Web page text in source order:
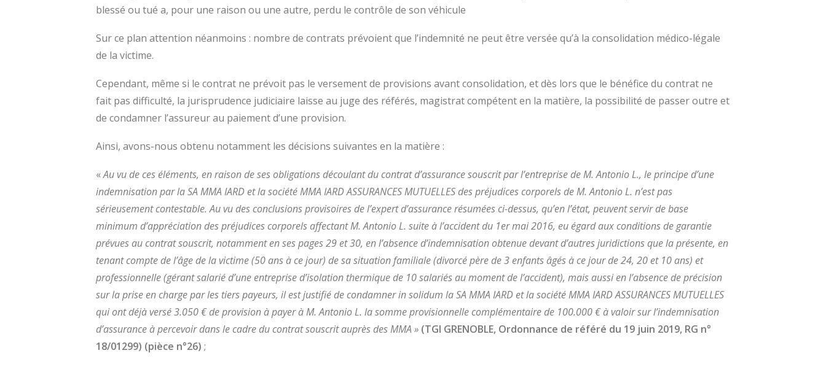
blessé ou tué a, pour une raison ou une autre, perdu le contrôle de son véhicule
Sur ce plan attention néanmoins : nombre de contrats prévoient que l’indemnité ne peut être versée qu’à la consolidation médico-légale
de la victime.
Cependant, même si le contrat ne prévoit pas le versement de provisions avant consolidation, et dès lors que le bénéfice du contrat ne
fait pas difficulté, la jurisprudence judiciaire laisse au juge des référés, magistrat compétent en la matière, la possibilité de passer outre et
de condamner l’assureur au paiement d’une provision.
Ainsi, avons-nous obtenu notamment les décisions suivantes en la matière :
«Au vu de ces éléments, en raison de ses obligations découlant du contrat d’assurance souscrit par l’entreprise de M. Antonio L., le principe d’une
indemnisation par la SA MMA IARD et la société MMA IARD ASSURANCES MUTUELLES des préjudices corporels de M. Antonio L. n’est pas
sérieusement contestable. Au vu des conclusions provisoires de l’expert d’assurance résumées ci-dessus, qu’en l’état, peuvent servir de base
minimum d’appréciation des préjudices corporels affectant M. Antonio L. suite à l’accident du 1er mai 2016, eu égard aux conditions de garantie
prévues au contrat souscrit, notamment en ses pages 29 et 30, en l’absence d’indemnisation obtenue devant d’autres juridictions que la présente, en
tenant compte de l’âge de la victime (50 ans à ce jour) de sa situation familiale (divorcé père de 3 enfants âgés à ce jour de 24, 20 et 10 ans) et
professionnelle (gérant salarié d’une entreprise d’isolation thermique de 10 salariés au moment de l’accident), mais aussi en l’absence de précision
sur la prise en charge par les tiers payeurs, il est justifié de condamner in solidum la SA MMA IARD et la société MMA IARD ASSURANCES MUTUELLES
qui ont déjà versé 3.050 € de provision à payer à M. Antonio L. la somme provisionnelle complémentaire de 100.000 € à valoir sur l’indemnisation
d’assurance à percevoir dans le cadre du contrat souscrit auprès des MMA » (TGI GRENOBLE, Ordonnance de référé du 19 juin 2019, RG n°
18/01299) (pièce n°26) ;